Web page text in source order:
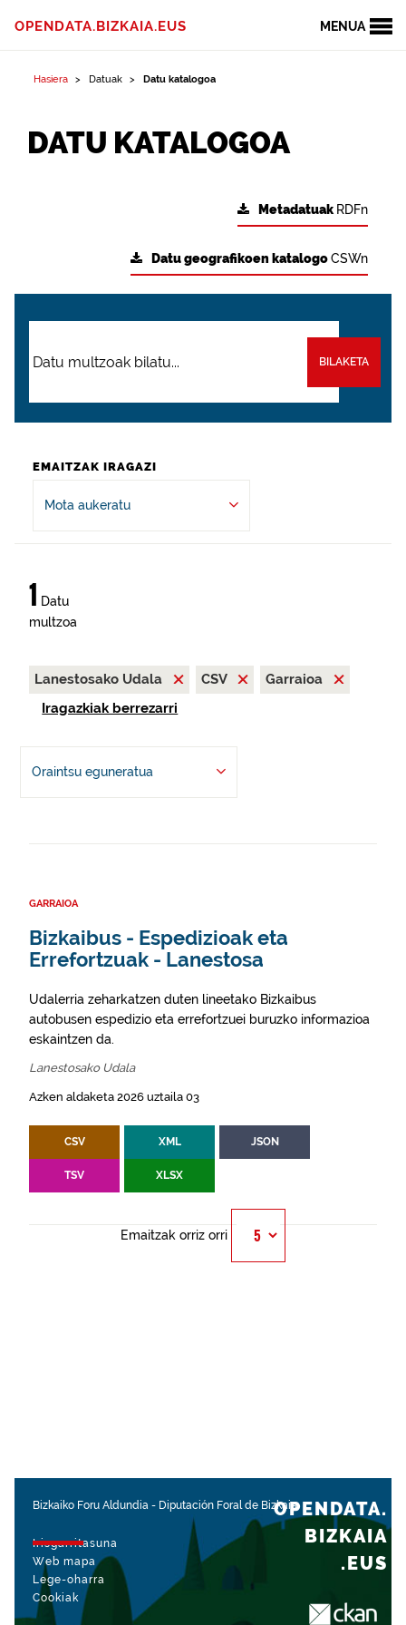
MENUA
OPENDATA.BIZKAIA.EUS
Hasiera Datuak Datu katalogoa
DATU KATALOGOA
Metadatuak RDFn
Datu geografikoen katalogoCSWn
BILAKETA
EMAITZAK IRAGAZI
Mota aukeratu
1 Datu
multzoa
Lanestosako Udala CSV
Garraioa
Iragazkiak berrezarri
Oraintsu eguneratua
GARRAIOA
Bizkaibus - Espedizioak eta
Errefortzuak - Lanestosa
Udalerria zeharkatzen duten lineetako Bizkaibus
autobusen espedizio eta errefortzuei buruzko informazioa
eskaintzen da.
Lanestosako Udala
Azken aldaketa 2026 uztaila 03
CSV XML JSON
TSV XLSX
Emaitzak orriz orri
Bizkaiko Foru Aldundia - Diputación Foral de Bizkaia
Irisgarritasuna
Web mapa
Lege-oharra
Cookiak
OPENDATA.
BIZKAIA
.EUS